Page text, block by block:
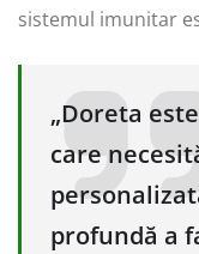
sistemul imunitar
„Doreta
care
profundă a